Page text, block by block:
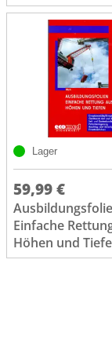
Lager
59,99 €
Einfache
Höhen und